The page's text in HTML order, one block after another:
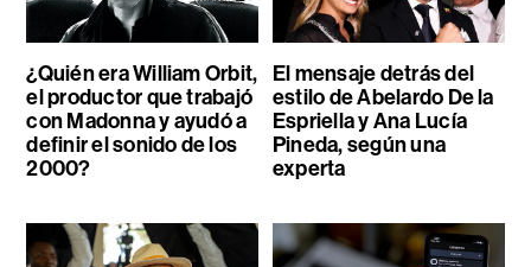
¿Quién era William Orbit,
el productor que trabajó
con Madonna y ayudó a
definir el sonido de los
2000?
El mensaje detrás del
estilo de Abelardo De la
Espriella y Ana Lucía
Pineda, según una
experta